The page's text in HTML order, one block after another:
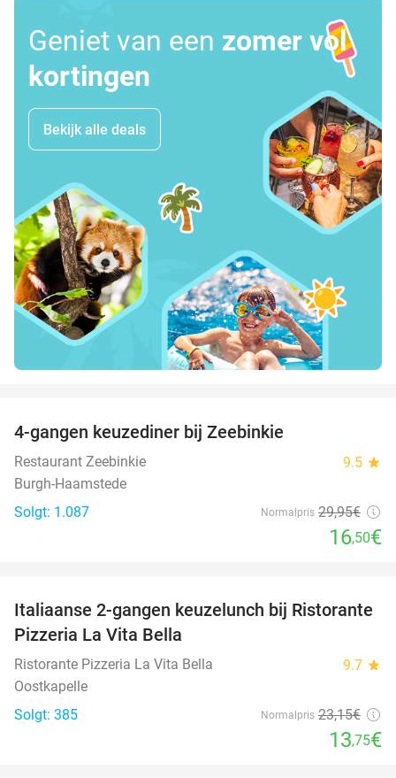
Geniet van een zomer vol
kortingen
Bekijk alle deals
4-gangen keuzediner bij Zeebinkie
Restaurant Zeebinkie 9.5 star
Burgh-Haamstede
Solgt: 1.087
Normalpris 29,95€
16,50€
41%
Italiaanse 2-gangen keuzelunch bij Ristorante
Pizzeria La Vita Bella
Ristorante Pizzeria La Vita Bella 9.7 star
Oostkapelle
Solgt: 385
Normalpris 23,15€
13,75€